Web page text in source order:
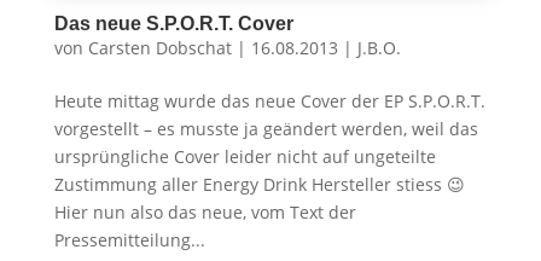
Das neue S.P.O.R.T. Cover
von Carsten Dobschat| 16.08.2013 | J.B.O.
Heute mittag wurde das neue Cover der EP S.P.O.R.T.
vorgestellt – es musste ja geändert werden, weil das
ursprüngliche Cover leider nicht auf ungeteilte
Zustimmung aller Energy Drink Hersteller stiess 😉
Hier nun also das neue, vom Text der
Pressemitteilung...